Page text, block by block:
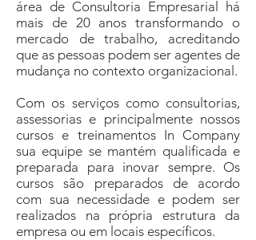
área de Consultoria Empresarial há
mais de 20 anos transformando o
mercado de trabalho, acreditando
que as pessoas podem ser agentes de
mudança no contexto organizacional.
Com os serviços como consultorias,
assessorias e principalmente nossos
cursos e treinamentos In Company
sua equipe se mantém qualificada e
preparada para inovar sempre. Os
cursos são preparados de acordo
com sua necessidade e podem ser
realizados na própria estrutura da
empresa ou em locais específicos.